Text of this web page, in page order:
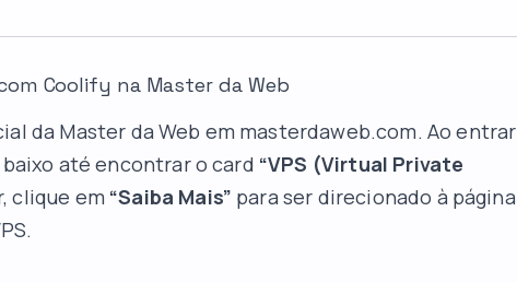
Coolify na Master da Web
da Master da Web em masterdaweb.com. Ao entrar
até encontrar o card “VPS (Virtual Private
clique em “Saiba Mais” para ser direcionado à página